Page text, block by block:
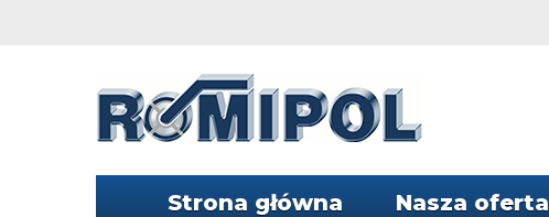
Strona główna Nasza oferta